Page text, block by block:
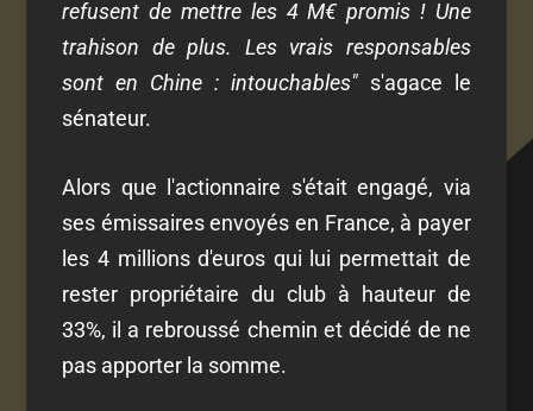
refusent de mettre les 4 M€ promis ! Une
trahison de plus. Les vrais responsables
sont en Chine : intouchables"s'agace le
sénateur.
Alors que l'actionnaire s'était engagé, via
ses émissaires envoyés en France, à payer
les 4 millions d'euros qui lui permettait de
rester propriétaire du club à hauteur de
33%, il a rebroussé chemin et décidé de ne
pas apporter la somme.